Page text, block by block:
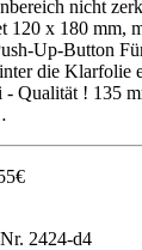
nicht
120 x 180 mm,
Up-Button
die Klarfolie
- Qualität ! 135
2424-d4